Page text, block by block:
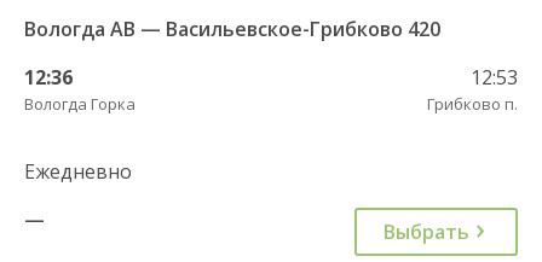
Вологда АВ — Васильевское-Грибково 420
12:36
Вологда Горка
12:53
Грибково п.
Ежедневно
—
Выбрать